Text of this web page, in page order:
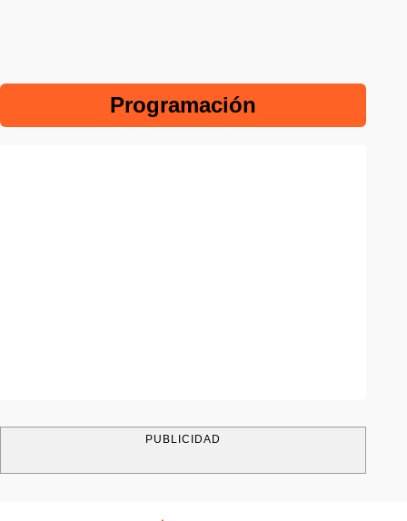
Programación
PUBLICIDAD